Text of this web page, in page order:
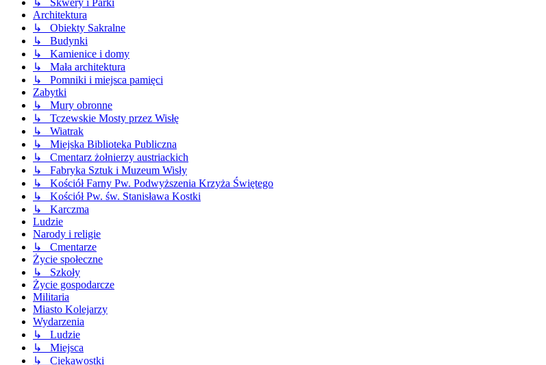
↳ Skwery i Parki
Architektura
↳ Obiekty Sakralne
↳ Budynki
↳ Kamienice i domy
↳ Mała architektura
↳ Pomniki i miejsca pamięci
Zabytki
↳ Mury obronne
↳ Tczewskie Mosty przez Wisłę
↳ Wiatrak
↳ Miejska Biblioteka Publiczna
↳ Cmentarz żołnierzy austriackich
↳ Fabryka Sztuk i Muzeum Wisły
↳ Kościół Farny Pw. Podwyższenia Krzyża Świętego
↳ Kościół Pw. św. Stanisława Kostki
↳ Karczma
Ludzie
Narody i religie
↳ Cmentarze
Życie społeczne
↳ Szkoły
Życie gospodarcze
Militaria
Miasto Kolejarzy
Wydarzenia
↳ Ludzie
↳ Miejsca
↳ Ciekawostki